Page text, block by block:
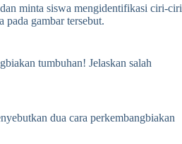
minta siswa mengidentifikasi ciri-ciri
gambar tersebut.
tumbuhan! Jelaskan salah
dua cara perkembangbiakan